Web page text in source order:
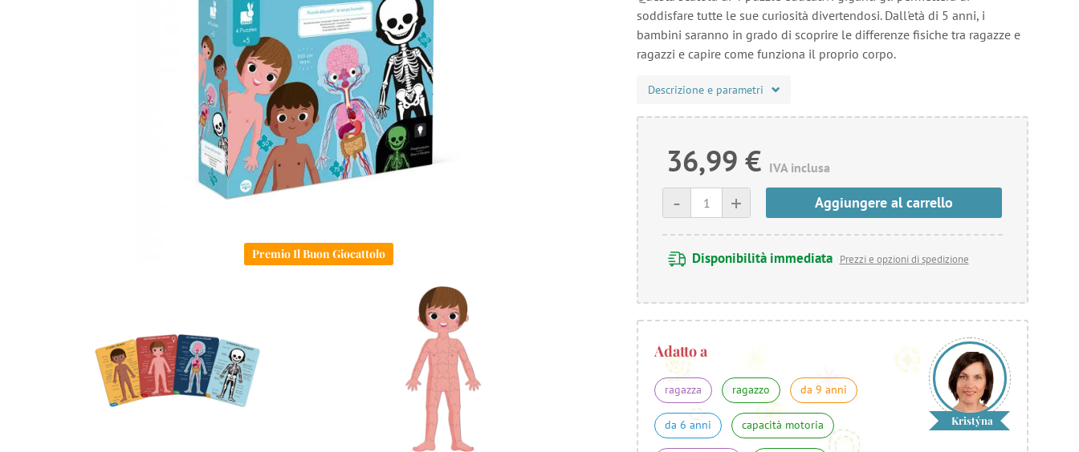
Premio Il Buon Giocattolo
soddisfare tutte le sue curiosità divertendosi. Dall'età di 5 anni, i
bambini saranno in grado di scoprire le differenze fisiche tra ragazze e
ragazzi e capire come funziona il proprio corpo.
Descrizione e parametri
36,99 € IVA inclusa
+
- Aggiungere al carrello
Disponibilità immediata Prezzi e opzioni di spedizione
Adatto a
ragazza ragazzo da 9 anni
da 6 anni capacità motoria Kristýna